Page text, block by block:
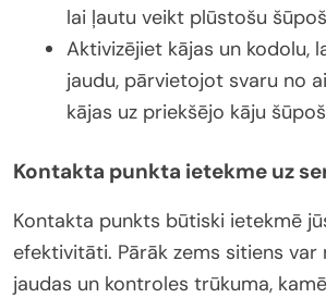
lai ļautu veikt plūstošu
Aktivizējiet kājas un kodolu,
jaudu, pārvietojot svaru no
kājas uz priekšējo kāju
Kontakta punkta ietekme uz
Kontakta punkts būtiski ietekmē
efektivitāti. Pārāk zems sitiens var
jaudas un kontroles trūkuma,